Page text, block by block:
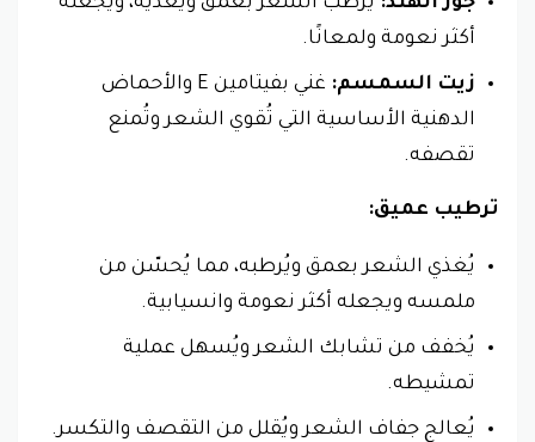
أكثر نعومة ولمعانًا.
زيت السمسم:
غني بفيتامين E والأحماض
الدهنية الأساسية التي تُقوي الشعر وتُمنع
تقصفه.
ترطيب عميق:
يُغذي الشعر بعمق ويُرطبه، مما يُحسّن من
ملمسه ويجعله أكثر نعومة وانسيابية.
يُخفف من تشابك الشعر ويُسهل عملية
تمشيطه.
يُعالج جفاف الشعر ويُقلل من التقصف والتكسر.